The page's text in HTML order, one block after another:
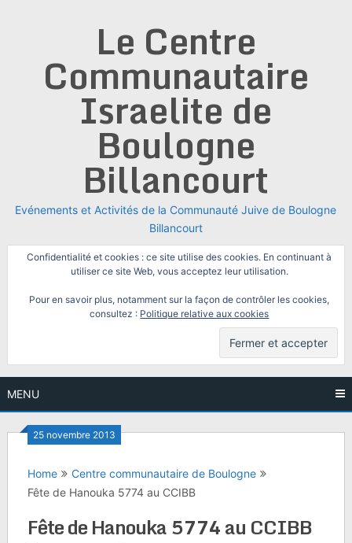
Le Centre
Communautaire
Israelite de
Boulogne
Billancourt
Evénements et Activités de la Communauté Juive de Boulogne
Billancourt
Confidentialité et cookies : ce site utilise des cookies. En continuant à
utiliser ce site Web, vous acceptez leur utilisation.
Pour en savoir plus, notamment sur la façon de contrôler les cookies,
consultez : Politique relative aux cookies
MENU
25 novembre 2013
Home
Centre communautaire de Boulogne
Fête de Hanouka 5774 au CCIBB
Fête de Hanouka 5774 au CCIBB